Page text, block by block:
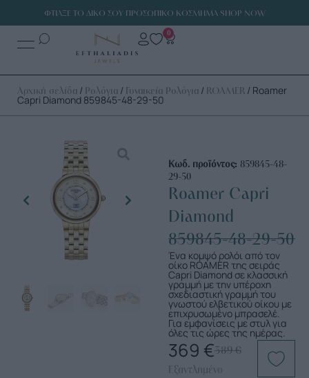
ΦΤΙΑΞΕ ΤΟ ΔΙΚΟ ΣΟΥ ΠΡΟΣΩΠΙΚΟ ΚΟΣΜΗΜΑ SHOP NOW
0
Αρχική σελίδα / Ρολόγια / Γυναικεία Ρολόγια / ROAMER / Roamer
Capri Diamond 859845-48-29-50
Κωδ. προϊόντος: 859845-48-
29-50
Roamer Capri
Diamond
859845-48-29-50
Ένα κομψό ρολόι από τον
οίκο ROAMER της σειράς
Capri Diamond σε κλασσική
γραμμή με την υπέροχη
σχεδιαστική γραμμή του
γνωστού ελβετικού οίκου με
επιχρυσωμένο μπρασελέ.
Για εμφανίσεις με στυλ για
όλες τις ώρες της ημέρας.
389€
369 €
Εξαντλημένο